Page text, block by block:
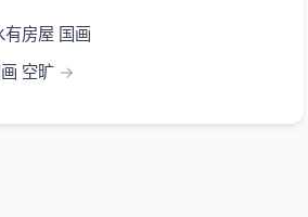
有房屋 国画
空旷